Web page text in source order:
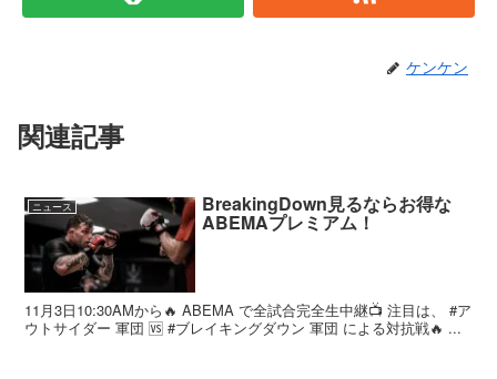
ケンケン
関連記事
ニュース BreakingDown見るならお得な
ABEMAプレミアム！
11月3日10:30AMから🔥 ABEMA で全試合完全生中継📺 注目は、 #ア
ウトサイダー 軍団 🆚 #ブレイキングダウン 軍団 による対抗戦🔥 ...